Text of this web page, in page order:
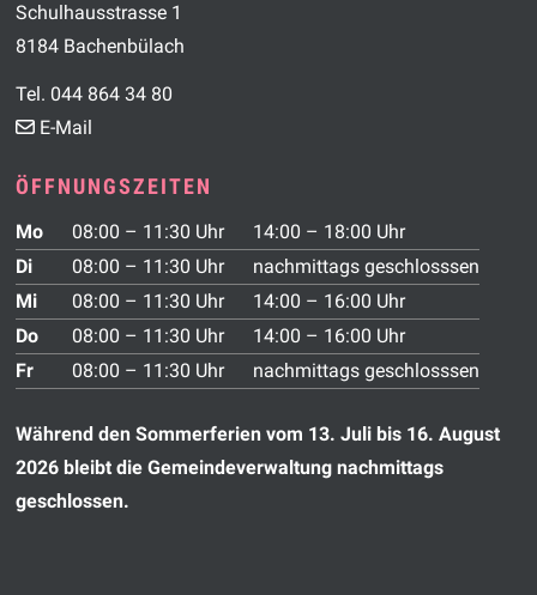
Schulhausstrasse 1
8184 Bachenbülach
Tel. 044 864 34 80
E-Mail
ÖFFNUNGSZEITEN
Wochentag Vormittag Nachmittag
Mo 08:00 – 11:30 Uhr
14:00 – 18:00 Uhr
Di
08:00 – 11:30 Uhr
nachmittags geschlosssen
Mi
08:00 – 11:30 Uhr
14:00 – 16:00 Uhr
Do
08:00 – 11:30 Uhr
14:00 – 16:00 Uhr
Fr
08:00 – 11:30 Uhr nachmittags geschlosssen
Während den Sommerferien vom 13. Juli bis 16. August
2026 bleibt die Gemeindeverwaltung nachmittags
geschlossen.